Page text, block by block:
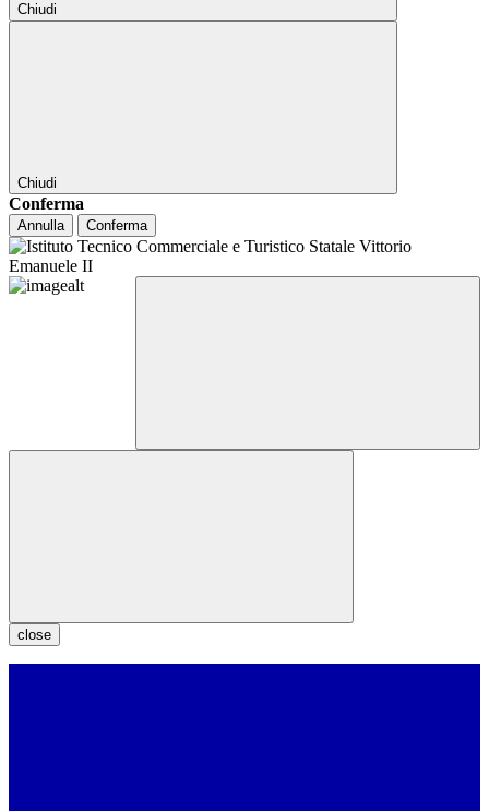
Chiudi
Chiudi
Conferma
Annulla Conferma
close